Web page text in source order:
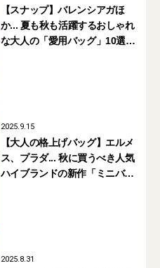
【スナップ】バレンシアガほ
か... 夏も秋も活躍するおしゃれ
な大人の「愛用バッグ」10選
2025.9.15
【大人の格上げバッグ】エルメ
ス、プラダ... 秋に買うべき人気
ハイブランドの新作「ミニバッ
2025.8.31